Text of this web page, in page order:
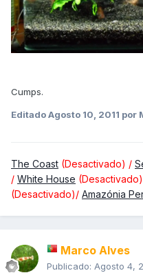
Cumps.
EditadoAgosto 10, 2011 por
The Coast (Desactivado) /
/ White House
(Desactivado)/ Amazónia
Marco Alves
Publicado: Agosto 4,